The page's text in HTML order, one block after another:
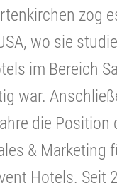
zog
wo sie
im Bereich
war.
die Position
& Marketing
Hotels. Seit